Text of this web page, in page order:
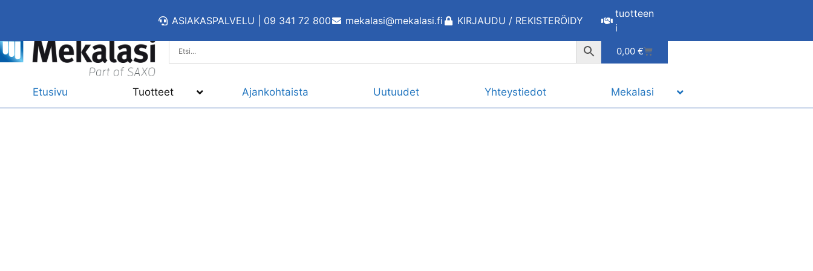
ASIAKASPALVELU | 09 341 72 800 mekalasi@mekalasi.fi KIRJAUDU / REKISTERÖIDY
tuotteen
i
0,00 €
Etusivu Tuotteet Ajankohtaista Uutuudet Yhteystiedot Mekalasi